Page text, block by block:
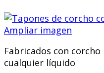
Ampliar imagen
Fabricados con
cualquier líquido